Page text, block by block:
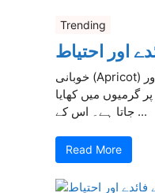
Trending
اور احتیاط
خوبانی (Apricot) ایک نہایت صحت بخش اور
گرمیوں میں کھایا
جاتا ہے۔ اس کے ...
Read More